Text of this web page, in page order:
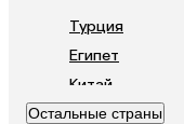
Турция
Египет
Китай
Вьетнам
Остальные страны